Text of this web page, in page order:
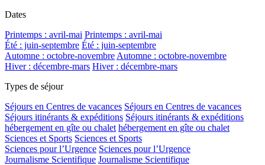
Dates
Printemps : avril-mai Printemps : avril-mai
Été : juin-septembre Été : juin-septembre
Automne : octobre-novembre Automne : octobre-novembre
Hiver : décembre-mars Hiver : décembre-mars
Types de séjour
Séjours en Centres de vacances Séjours en Centres de vacances
Séjours itinérants & expéditions Séjours itinérants & expéditions
hébergement en gîte ou chalet hébergement en gîte ou chalet
Sciences et Sports Sciences et Sports
Sciences pour l’Urgence Sciences pour l’Urgence
Journalisme Scientifique Journalisme Scientifique